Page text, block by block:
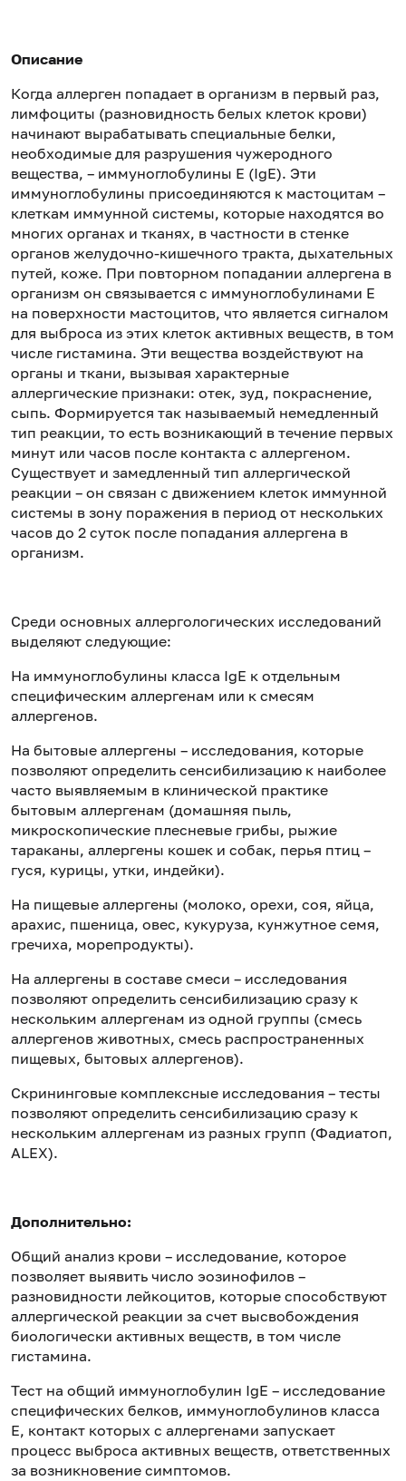
Описание
Когда аллерген попадает в организм в первый раз,
лимфоциты (разновидность белых клеток крови)
начинают вырабатывать специальные белки,
необходимые для разрушения чужеродного
вещества, – иммуноглобулины Е (IgE). Эти
иммуноглобулины присоединяются к мастоцитам –
клеткам иммунной системы, которые находятся во
многих органах и тканях, в частности в стенке
органов желудочно-кишечного тракта, дыхательных
путей, коже. При повторном попадании аллергена в
организм он связывается с иммуноглобулинами Е
на поверхности мастоцитов, что является сигналом
для выброса из этих клеток активных веществ, в том
числе гистамина. Эти вещества воздействуют на
органы и ткани, вызывая характерные
аллергические признаки: отек, зуд, покраснение,
сыпь. Формируется так называемый немедленный
тип реакции, то есть возникающий в течение первых
минут или часов после контакта с аллергеном.
Существует и замедленный тип аллергической
реакции – он связан с движением клеток иммунной
системы в зону поражения в период от нескольких
часов до 2 суток после попадания аллергена в
организм.
Среди основных аллергологических исследований
выделяют следующие:
На иммуноглобулины класса IgE к отдельным
специфическим аллергенам или к смесям
аллергенов.
На бытовые аллергены – исследования, которые
позволяют определить сенсибилизацию к наиболее
часто выявляемым в клинической практике
бытовым аллергенам (домашняя пыль,
микроскопические плесневые грибы, рыжие
тараканы, аллергены кошек и собак, перья птиц –
гуся, курицы, утки, индейки).
На пищевые аллергены (молоко, орехи, соя, яйца,
арахис, пшеница, овес, кукуруза, кунжутное семя,
гречиха, морепродукты).
На аллергены в составе смеси – исследования
позволяют определить сенсибилизацию сразу к
нескольким аллергенам из одной группы (смесь
аллергенов животных, смесь распространенных
пищевых, бытовых аллергенов).
Скрининговые комплексные исследования – тесты
позволяют определить сенсибилизацию сразу к
нескольким аллергенам из разных групп (Фадиатоп,
ALEX).
Дополнительно:
Общий анализ крови – исследование, которое
позволяет выявить число эозинофилов –
разновидности лейкоцитов, которые способствуют
аллергической реакции за счет высвобождения
биологически активных веществ, в том числе
гистамина.
Тест на общий иммуноглобулин IgE – исследование
специфических белков, иммуноглобулинов класса
E, контакт которых с аллергенами запускает
процесс выброса активных веществ, ответственных
за возникновение симптомов.